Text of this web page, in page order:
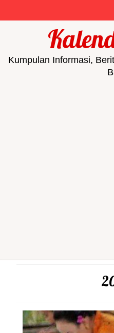
Kumpulan Informasi,